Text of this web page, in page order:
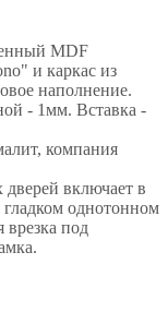
MDF
и каркас из
наполнение.
- 1мм. Вставка -
компания
дверей включает в
однотонном
под